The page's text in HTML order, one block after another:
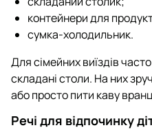
контейнери для
сумка-холодильник.
Для сімейних виїздів
складані столи. На них
або просто пити каву
Речі для відпочинку